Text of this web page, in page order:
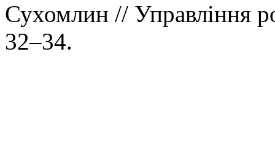
Сухомлин // Управління
32–34.